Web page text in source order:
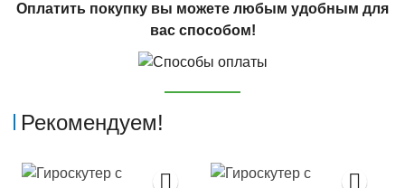
Оплатить покупку вы можете любым удобным для
вас способом!
Рекомендуем!